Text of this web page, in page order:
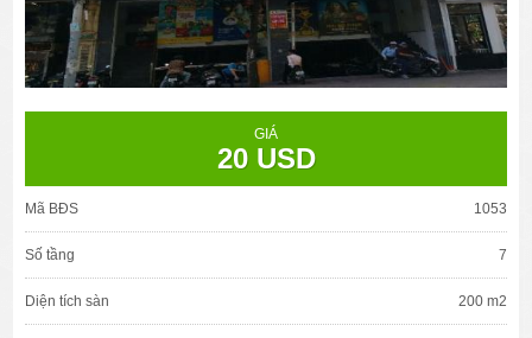
GIÁ
20 USD
Mã BĐS 1053
Số tầng 7
Diện tích sàn 200 m2